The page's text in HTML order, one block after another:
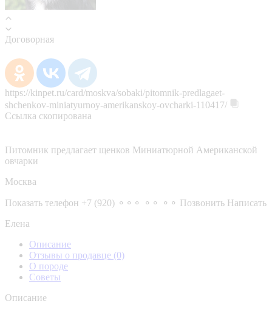
Договорная
https://kinpet.ru/card/moskva/sobaki/pitomnik-predlagaet-
shchenkov-miniatyurnoy-amerikanskoy-ovcharki-110417/
Ссылка скопирована
Питомник предлагает щенков Миниатюрной Американской
овчарки
Москва
Показать телефон +7 (920) ⚬⚬⚬ ⚬⚬ ⚬⚬ Позвонить Написать
Елена
Описание
Отзывы о продавце (0)
О породе
Советы
Описание